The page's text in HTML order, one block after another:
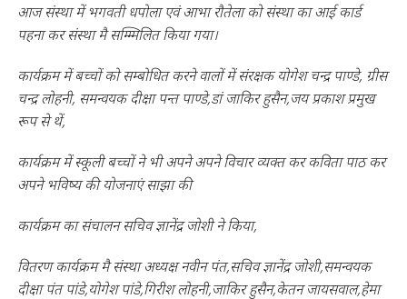
आज संस्था में भगवती धपोला एवं आभा रौतेला को संस्था का आई कार्ड
पहना कर संस्था मै सम्म्मिलित किया गया।
कार्यक्रम में बच्चों को सम्बोधित करने वालों में संरक्षक योगेश चन्द्र पाण्डे, ग्रीस
चन्द्र लोहनी, समन्वयक दीक्षा पन्त पाण्डे,डां जाकिर हुसैन,जय प्रकाश प्रमुख
रूप से थें,
कार्यक्रम में स्कूली बच्चों ने भी अपने अपने विचार व्यक्त कर कविता पाठ कर
अपने भविष्य की योजनाएं साझा की
कार्यक्रम का संचालन सचिव ज्ञानेंद्र जोशी ने किया,
वितरण कार्यक्रम मै संस्था अध्यक्ष नवीन पंत,सचिव ज्ञानेंद्र जोशी,समन्वयक
दीक्षा पंत पांडे,योगेश पांडे,गिरीश लोहनी,जाकिर हुसैन,केतन जायसवाल,हेमा